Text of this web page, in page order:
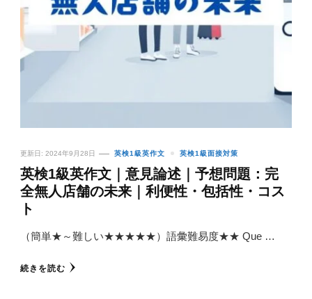
更新日: 2024年9月28日 英検1級英作文 英検1級面接対策
英検1級英作文｜意見論述｜予想問題：完
全無人店舗の未来｜利便性・包括性・コス
ト
（簡単★～難しい★★★★★）語彙難易度★★ Que …
続きを読む